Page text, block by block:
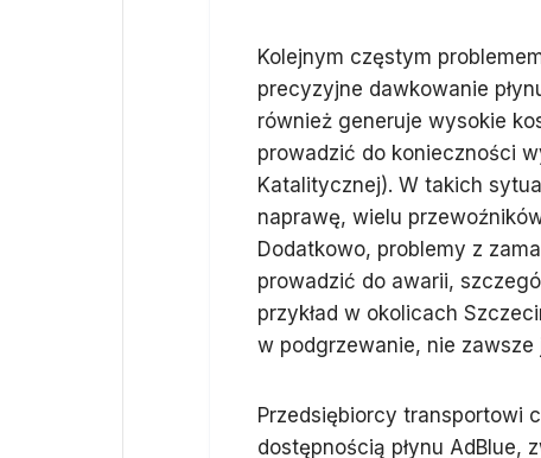
Kolejnym częstym
precyzyjne dawkowanie
również generuje wysokie
prowadzić do konieczności
Katalitycznej). W takich
naprawę, wielu
Dodatkowo, problemy z
prowadzić do awarii,
przykład w okolicach
w podgrzewanie, nie
Przedsiębiorcy transportowi
dostępnością płynu AdBlue,